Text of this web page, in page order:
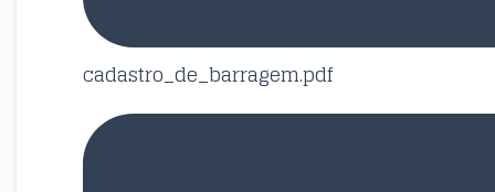
cadastro_de_barragem.pdf